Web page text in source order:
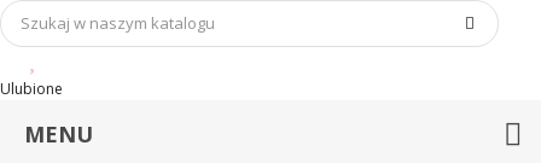
Ulubione
MENU